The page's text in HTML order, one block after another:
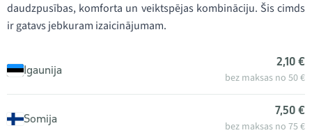
daudzpusības, komforta un veiktspējas kombināciju. Šis cimds
ir gatavs jebkuram izaicinājumam.
Igaunija
2,10 €
bez maksas no 50 €
Somija
7,50 €
bez maksas no 75 €